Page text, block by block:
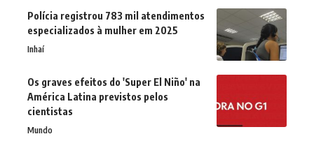
Polícia registrou 783 mil atendimentos
especializados à mulher em 2025
Inhaí
Os graves efeitos do 'Super El Niño' na
América Latina previstos pelos
cientistas
Mundo